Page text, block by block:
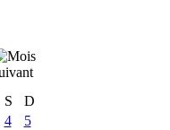
S
D
4
5